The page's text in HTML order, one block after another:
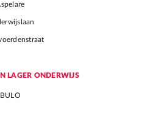
LAGER ONDERWIJS
BULO